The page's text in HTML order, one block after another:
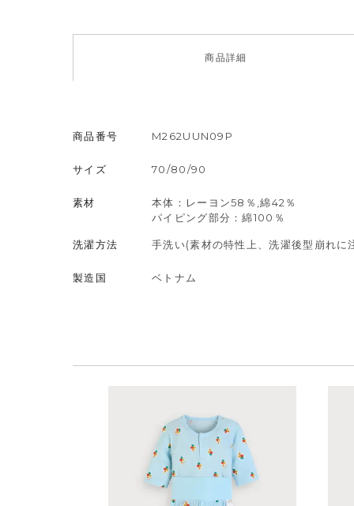
商品詳細
商品番号 M262UUN09P
サイズ 70/80/90
素材
本体：レーヨン58％,綿42％
パイピング部分：綿100％
洗濯方法 手洗い(素材の特性上、洗濯後型崩れ
製造国 ベトナム